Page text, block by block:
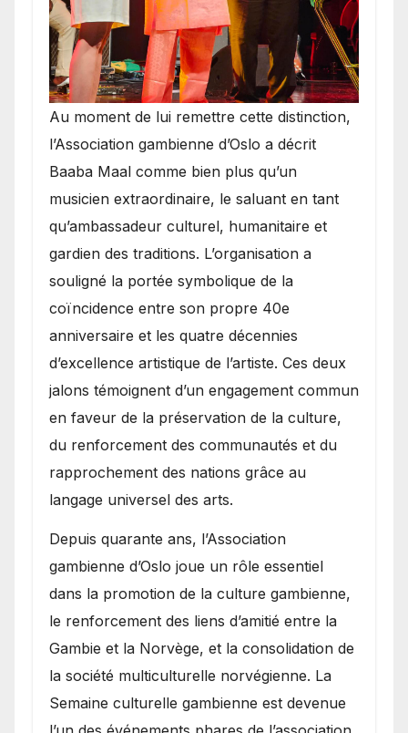
​Au moment de lui remettre cette distinction,
l’Association gambienne d’Oslo a décrit
Baaba Maal comme bien plus qu’un
musicien extraordinaire, le saluant en tant
qu’ambassadeur culturel, humanitaire et
gardien des traditions. L’organisation a
souligné la portée symbolique de la
coïncidence entre son propre 40e
anniversaire et les quatre décennies
d’excellence artistique de l’artiste. Ces deux
jalons témoignent d’un engagement commun
en faveur de la préservation de la culture,
du renforcement des communautés et du
rapprochement des nations grâce au
langage universel des arts.
​Depuis quarante ans, l’Association
gambienne d’Oslo joue un rôle essentiel
dans la promotion de la culture gambienne,
le renforcement des liens d’amitié entre la
Gambie et la Norvège, et la consolidation de
la société multiculturelle norvégienne. La
Semaine culturelle gambienne est devenue